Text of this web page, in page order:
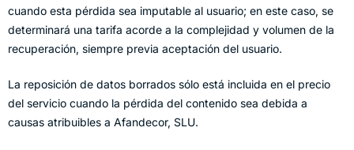
cuando esta pérdida sea imputable al usuario; en este caso, se
determinará una tarifa acorde a la complejidad y volumen de la
recuperación, siempre previa aceptación del usuario.
La reposición de datos borrados sólo está incluida en el precio
del servicio cuando la pérdida del contenido sea debida a
causas atribuibles a Afandecor, SLU.